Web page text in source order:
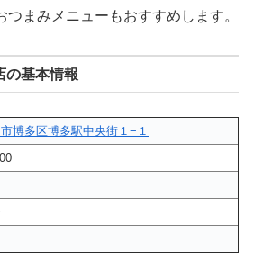
つまみメニューもおすすめします。
の基本情報
博多区博多駅中央街１−１